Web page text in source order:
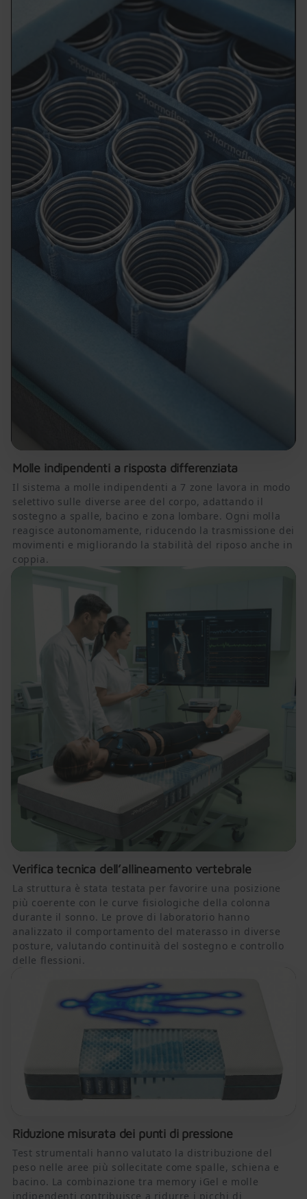
Molle indipendenti a risposta differenziata
Il sistema a molle indipendenti a 7 zone lavora in modo
selettivo sulle diverse aree del corpo, adattando il
sostegno a spalle, bacino e zona lombare. Ogni molla
reagisce autonomamente, riducendo la trasmissione dei
movimenti e migliorando la stabilità del riposo anche in
coppia.
Verifica tecnica dell’allineamento vertebrale
La struttura è stata testata per favorire una posizione
più coerente con le curve fisiologiche della colonna
durante il sonno. Le prove di laboratorio hanno
analizzato il comportamento del materasso in diverse
posture, valutando continuità del sostegno e controllo
delle flessioni.
Riduzione misurata dei punti di pressione
Test strumentali hanno valutato la distribuzione del
peso nelle aree più sollecitate come spalle, schiena e
bacino. La combinazione tra memory iGel e molle
indipendenti contribuisce a ridurre i picchi di